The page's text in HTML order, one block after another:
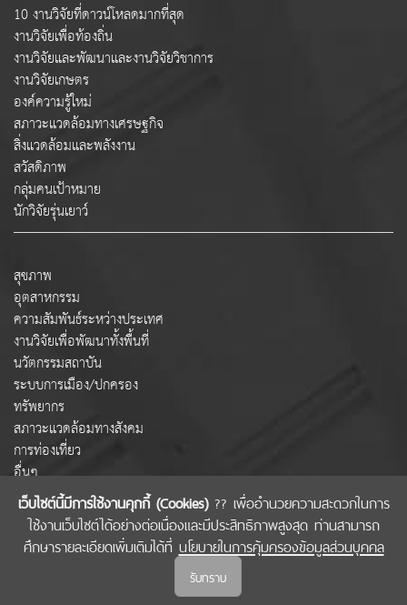
เว็บไซต์นี้มีการใช้งานคุกกี้ (Cookies)?? เพื่ออำนวยความสะดวกในการ
ใช้งานเว็บไซต์ได้อย่างต่อเนื่องและมีประสิทธิภาพสูงสุด ท่านสามารถ
ศึกษารายละเอียดเพิ่มเติมได้ที่ นโยบายในการคุ้มครองข้อมูลส่วนบุคคล
รับทราบ
10 งานวิจัยที่ดาวน์โหลดมากที่สุด
งานวิจัยเพื่อท้องถิ่น
งานวิจัยและพัฒนาและงานวิจัยวิชาการ
งานวิจัยเกษตร
องค์ความรู้ใหม่
สภาวะแวดล้อมทางเศรษฐกิจ
สิ่งแวดล้อมและพลังงาน
สวัสดิภาพ
กลุ่มคนเป้าหมาย
นักวิจัยรุ่นเยาว์
สุขภาพ
อุตสาหกรรม
ความสัมพันธ์ระหว่างประเทศ
งานวิจัยเพื่อพัฒนาทั้งพื้นที่
นวัตกรรมสถาบัน
ระบบการเมือง/ปกครอง
ทรัพยากร
สภาวะแวดล้อมทางสังคม
การท่องเที่ยว
อื่นๆ
COPYRIGHT © 2022 สำนักงานคณะกรรมการส่งเสริมวิทยาศาสตร์ วิจัยและนวัตกรรม
(สกสว.)
นโยบายในการคุ้มครองข้อมูลส่วนบุคคล